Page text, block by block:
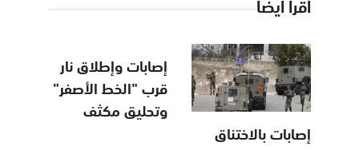
اقرأ أيضا
إصابات بالاختناق
إصابات وإطلاق نار
قرب "الخط الأصفر"
وتحليق مكثف